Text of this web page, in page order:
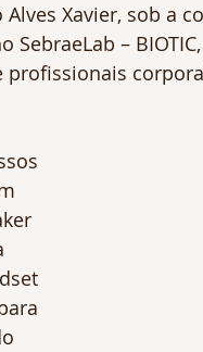
Xavier, sob a
SebraeLab –
profissionais